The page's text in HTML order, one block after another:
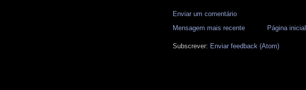
Enviar um comentário
Mensagem mais recente
Página inicial
Subscrever: Enviar feedback (Atom)